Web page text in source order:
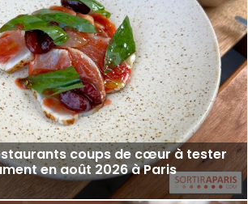
coups de cœur à tester
en août 2026 à Paris